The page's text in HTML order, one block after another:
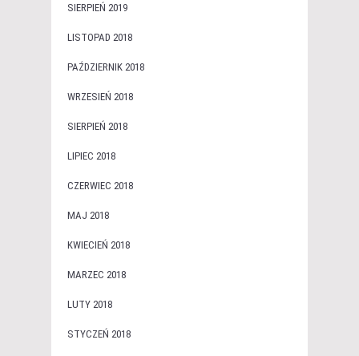
SIERPIEŃ 2019
LISTOPAD 2018
PAŹDZIERNIK 2018
WRZESIEŃ 2018
SIERPIEŃ 2018
LIPIEC 2018
CZERWIEC 2018
MAJ 2018
KWIECIEŃ 2018
MARZEC 2018
LUTY 2018
STYCZEŃ 2018